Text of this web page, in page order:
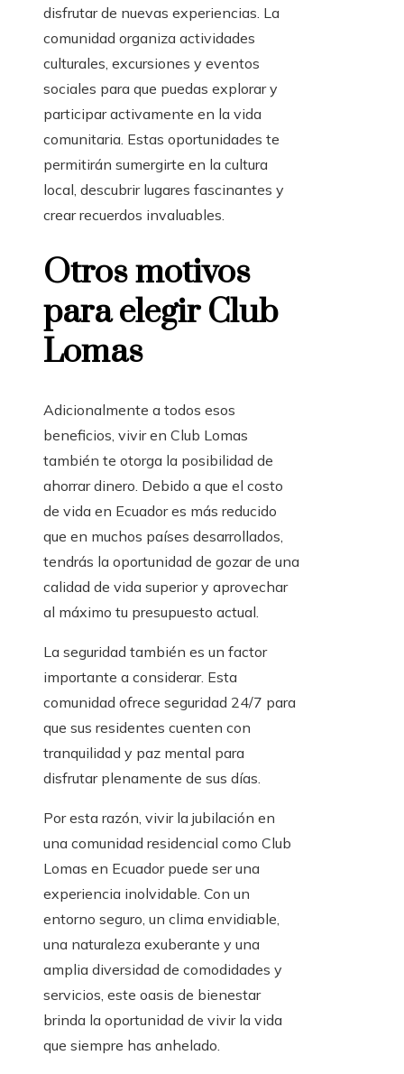
disfrutar de nuevas experiencias. La
comunidad organiza actividades
culturales, excursiones y eventos
sociales para que puedas explorar y
participar activamente en la vida
comunitaria. Estas oportunidades te
permitirán sumergirte en la cultura
local, descubrir lugares fascinantes y
crear recuerdos invaluables.
Otros motivos
para elegir Club
Lomas
Adicionalmente a todos esos
beneficios, vivir en Club Lomas
también te otorga la posibilidad de
ahorrar dinero. Debido a que el costo
de vida en Ecuador es más reducido
que en muchos países desarrollados,
tendrás la oportunidad de gozar de una
calidad de vida superior y aprovechar
al máximo tu presupuesto actual.
La seguridad también es un factor
importante a considerar. Esta
comunidad ofrece seguridad 24/7 para
que sus residentes cuenten con
tranquilidad y paz mental para
disfrutar plenamente de sus días.
Por esta razón, vivir la jubilación en
una comunidad residencial como Club
Lomas en Ecuador puede ser una
experiencia inolvidable. Con un
entorno seguro, un clima envidiable,
una naturaleza exuberante y una
amplia diversidad de comodidades y
servicios, este oasis de bienestar
brinda la oportunidad de vivir la vida
que siempre has anhelado.